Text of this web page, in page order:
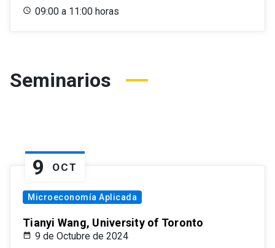
09:00 a 11:00 horas
Seminarios
9 OCT
Microeconomía Aplicada
Tianyi Wang, University of Toronto
9 de Octubre de 2024